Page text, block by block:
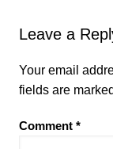
Leave a
Your email
fields are marked
Comment *